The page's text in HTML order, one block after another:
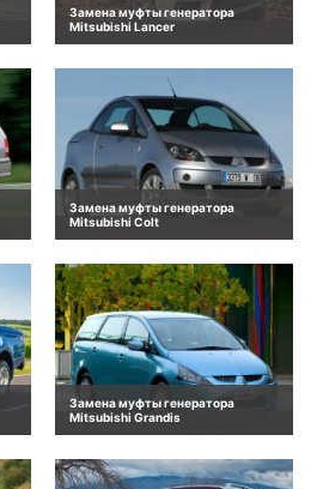
Замена муфты генератора
Mitsubishi Lancer
Замена муфты генератора
Mitsubishi Colt
Замена муфты генератора
Mitsubishi Grandis